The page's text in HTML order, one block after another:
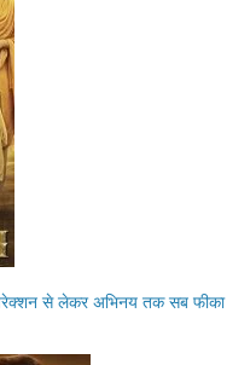
से लेकर अभिनय तक सब फीका